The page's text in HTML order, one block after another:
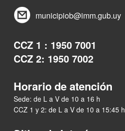
municipiob@imm.gub.uy
CCZ 1 : 1950 7001
CCZ 2: 1950 7002
Horario de atención
Sede: de L a V de 10 a 16 h
CCZ 1 y 2: de L a V de 10 a 15:45 h